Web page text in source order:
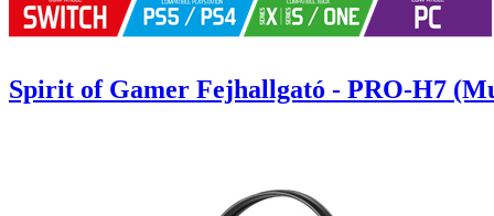
Spirit of Gamer Fejhallgató - PRO-H7